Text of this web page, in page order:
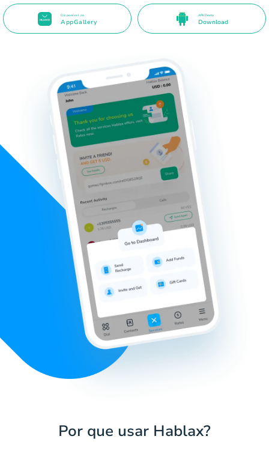
Disponível na
AppGallery
APK Direto
Download
Por que usar Hablax?